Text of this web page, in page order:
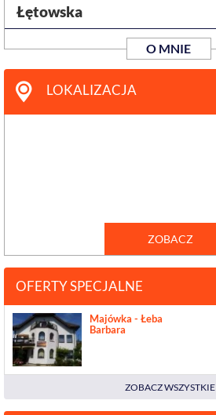
Łętowska
O MNIE
LOKALIZACJA
ZOBACZ
OFERTY SPECJALNE
Majówka - Łeba
Barbara
ZOBACZ WSZYSTKIE